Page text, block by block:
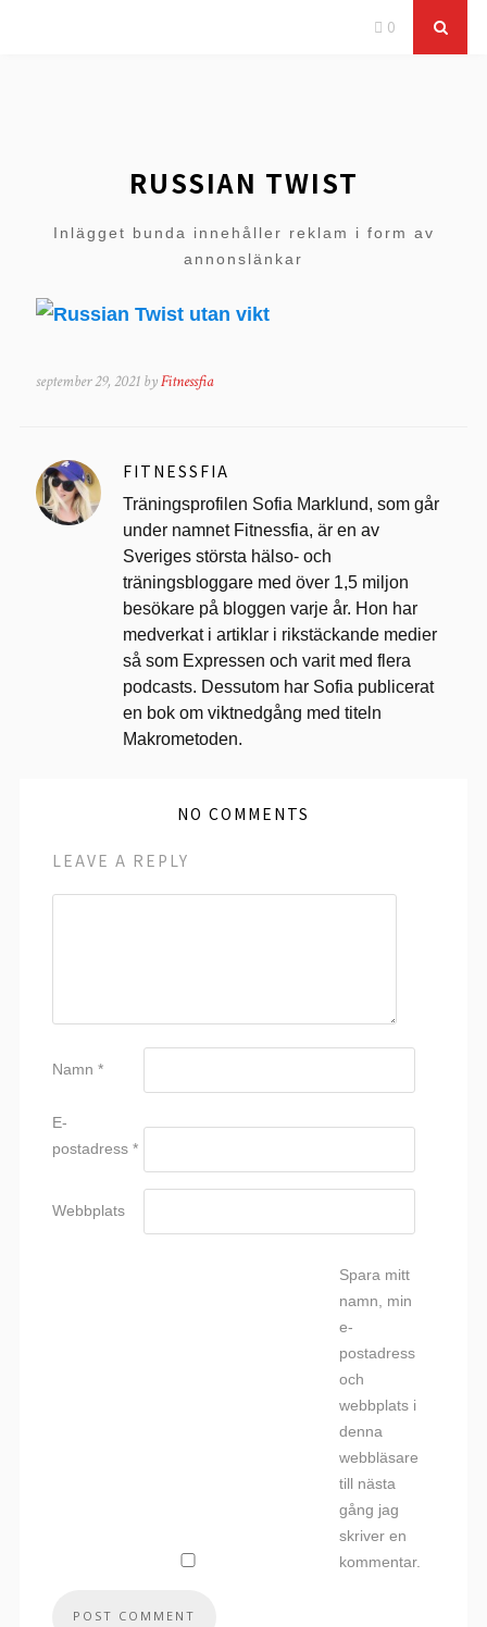
0
RUSSIAN TWIST
Inlägget bunda innehåller reklam i form av
annonslänkar
september 29, 2021 byFitnessfia
FITNESSFIA
Träningsprofilen Sofia Marklund, som går
under namnet Fitnessfia, är en av
Sveriges största hälso- och
träningsbloggare med över 1,5 miljon
besökare på bloggen varje år. Hon har
medverkat i artiklar i rikstäckande medier
så som Expressen och varit med flera
podcasts. Dessutom har Sofia publicerat
en bok om viktnedgång med titeln
Makrometoden.
NO COMMENTS
LEAVE A REPLY
Namn *
E-
postadress *
Webbplats
Spara mitt
namn, min
e-
postadress
och
webbplats i
denna
webbläsare
till nästa
gång jag
skriver en
kommentar.